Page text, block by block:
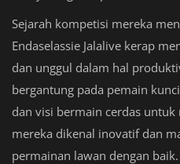
Sejarah kompetisi mereka
Endaselassie Jalalive kerap
dan unggul dalam hal
bergantung pada pemain
dan visi bermain cerdas
mereka dikenal inovatif dan
permainan lawan dengan baik.